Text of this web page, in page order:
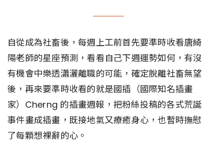
自從成為社畜後，每週上工前首先要準時收看唐綺
陽老師的星座預測，看看自己下週運勢如何，有沒
有機會中樂透瀟灑離職的可能，確定脫離社畜無望
後，再來要準時收看的就是國插（國際知名插畫
家）Cherng 的插畫週報，把粉絲投稿的各式荒誕
事件畫成插畫，既接地氣又療癒身心，也暫時撫慰
了每顆想裸辭的心。